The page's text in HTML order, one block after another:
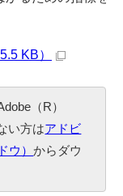
KB）
（R）
い方はアドビ
ウ）からダウ